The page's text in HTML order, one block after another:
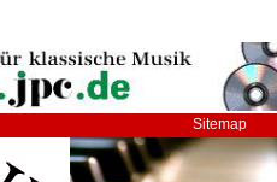
Sitemap